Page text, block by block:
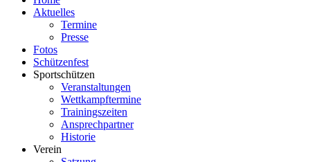
Aktuelles
Termine
Presse
Fotos
Schützenfest
Sportschützen
Veranstaltungen
Wettkampftermine
Trainingszeiten
Ansprechpartner
Historie
Verein